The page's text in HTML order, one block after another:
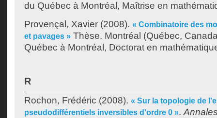
du Québec à Montréal, Maîtrise en
Provençal, Xavier (2008). « Combinatoire des
et pavages » Thèse. Montréal (Québec,
Québec à Montréal, Doctorat en
R
Rochon, Frédéric (2008). « Sur la topologie de
pseudodifférentiels inversibles d'ordre 0 ».